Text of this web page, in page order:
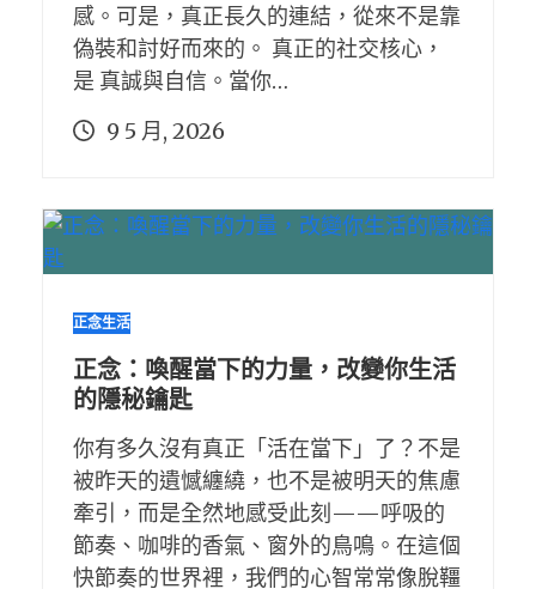
感。可是，真正長久的連結，從來不是靠
偽裝和討好而來的。 真正的社交核心，
是 真誠與自信。當你…
9 5 月, 2026
正念生活
正念：喚醒當下的力量，改變你生活
的隱秘鑰匙
你有多久沒有真正「活在當下」了？不是
被昨天的遺憾纏繞，也不是被明天的焦慮
牽引，而是全然地感受此刻——呼吸的
節奏、咖啡的香氣、窗外的鳥鳴。在這個
快節奏的世界裡，我們的心智常常像脫韁